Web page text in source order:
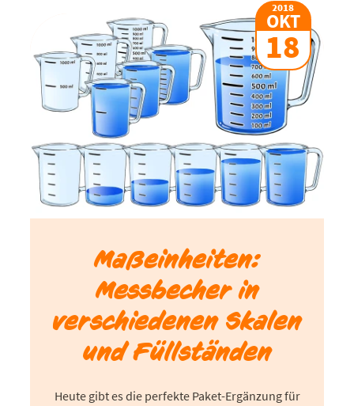
2018
OKT
18
Maßeinheiten:
Messbecher in
verschiedenen Skalen
und Füllständen
Heute gibt es die perfekte Paket-Ergänzung für